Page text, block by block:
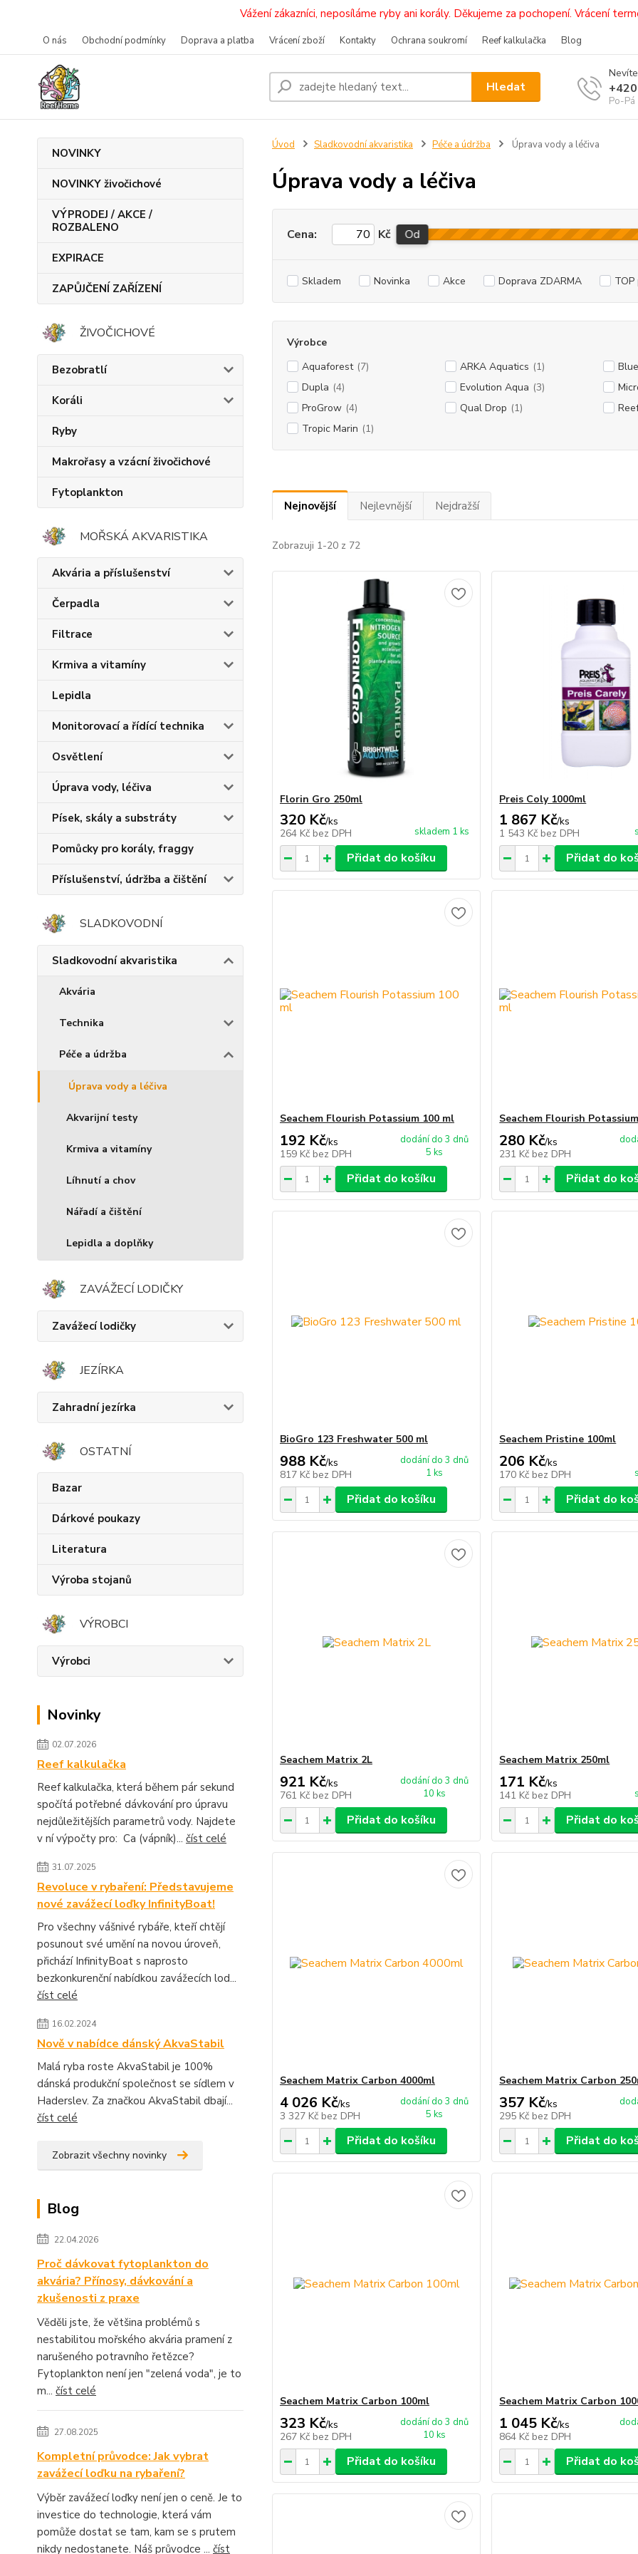
Vážení zákazníci, neposíláme ryby ani korály. Děkujeme za pochopení. Vrácení
O nás Obchodní podmínky Doprava a platba Vrácení zboží Kontakty Ochrana soukromí Reef kalkulačka Blog
Hledat
Po-
NOVINKY
NOVINKY živočichové
VÝPRODEJ / AKCE /
ROZBALENO
EXPIRACE
ZAPŮJČENÍ ZAŘÍZENÍ
ŽIVOČICHOVÉ
Bezobratlí
Koráli
Ryby
Makrořasy a vzácní živočichové
Fytoplankton
MOŘSKÁ AKVARISTIKA
Akvária a příslušenství
Čerpadla
Filtrace
Krmiva a vitamíny
Lepidla
Monitorovací a řídící technika
Osvětlení
Úprava vody, léčiva
Písek, skály a substráty
Pomůcky pro korály, fraggy
Příslušenství, údržba a čištění
SLADKOVODNÍ
Sladkovodní akvaristika
Akvária
Technika
Péče a údržba
Úprava vody a léčiva
Akvarijní testy
Krmiva a vitamíny
Líhnutí a chov
Nářadí a čištění
Lepidla a doplňky
ZAVÁŽECÍ LODIČKY
Zavážecí lodičky
JEZÍRKA
Zahradní jezírka
OSTATNÍ
Bazar
Dárkové poukazy
Literatura
Výroba stojanů
VÝROBCI
Výrobci
Novinky
02.07.2026
Reef kalkulačka
Reef kalkulačka, která během pár sekund
spočítá potřebné dávkování pro úpravu
nejdůležitějších parametrů vody. Najdete
v ní výpočty pro: Ca (vápník)... číst celé
31.07.2025
Revoluce v rybaření: Představujeme
nové zavážecí loďky InfinityBoat!
Pro všechny vášnivé rybáře, kteří chtějí
posunout své umění na novou úroveň,
přichází InfinityBoat s naprosto
bezkonkurenční nabídkou zavážecích lod...
číst celé
16.02.2024
Nově v nabídce dánský AkvaStabil
Malá ryba roste AkvaStabil je 100%
dánská produkční společnost se sídlem v
Haderslev. Za značkou AkvaStabil dbají...
číst celé
Zobrazit všechny novinky
Blog
22.04.2026
Proč dávkovat fytoplankton do
akvária? Přínosy, dávkování a
zkušenosti z praxe
Věděli jste, že většina problémů s
nestabilitou mořského akvária pramení z
narušeného potravního řetězce?
Fytoplankton není jen "zelená voda", je to
m... číst celé
27.08.2025
Kompletní průvodce: Jak vybrat
zavážecí loďku na rybaření?
Výběr zavážecí loďky není jen o ceně. Je to
investice do technologie, která vám
pomůže dostat se tam, kam se s prutem
nikdy nedostanete. Náš průvodce ... číst
Úvod Sladkovodní akvaristika Péče a údržba Úprava vody a léčiva
Úprava vody a léčiva
Cena: Kč Od
Skladem Novinka Akce Doprava ZDARMA
Výrobce
Aquaforest (7) ARKA Aquatics (1)
Dupla (4) Evolution Aqua (3)
ProGrow (4) Qual Drop (1)
Tropic Marin (1)
Nejnovější Nejlevnější Nejdražší
Zobrazuji 1-20 z 72
Florin Gro 250ml
320 Kč/ks
264 Kč bez DPH skladem 1 ks
Přidat do košíku
Preis Coly 1000ml
1 867 Kč/ks
1 543 Kč bez DPH
Přidat do
Seachem Flourish Potassium 100 ml
192 Kč/ks
159 Kč bez DPH
dodání do 3 dnů
5 ks
Přidat do košíku
Seachem Flourish
280 Kč/ks
231 Kč bez DPH
Přidat do
BioGro 123 Freshwater 500 ml
988 Kč/ks
817 Kč bez DPH
dodání do 3 dnů
1 ks
Přidat do košíku
Seachem Pristine 100ml
206 Kč/ks
170 Kč bez DPH
Přidat do
Seachem Matrix 2L
921 Kč/ks
761 Kč bez DPH
dodání do 3 dnů
10 ks
Přidat do košíku
Seachem Matrix 250ml
171 Kč/ks
141 Kč bez DPH
Přidat do
Seachem Matrix Carbon 4000ml
4 026 Kč/ks
3 327 Kč bez DPH
dodání do 3 dnů
5 ks
Přidat do košíku
Seachem Matrix Carbon
357 Kč/ks
295 Kč bez DPH
Přidat do
Seachem Matrix Carbon 100ml
323 Kč/ks
267 Kč bez DPH
dodání do 3 dnů
10 ks
Přidat do košíku
Seachem Matrix Carbon
1 045 Kč/ks
864 Kč bez DPH
Přidat do